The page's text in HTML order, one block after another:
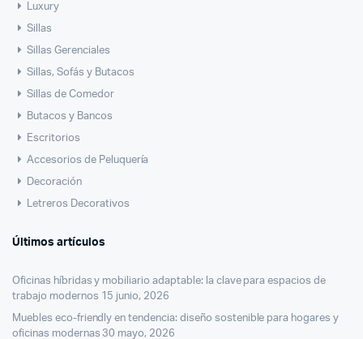
Luxury
Sillas
Sillas Gerenciales
Sillas, Sofás y Butacos
Sillas de Comedor
Butacos y Bancos
Escritorios
Accesorios de Peluquería
Decoración
Letreros Decorativos
Últimos artículos
Oficinas híbridas y mobiliario adaptable: la clave para espacios de
trabajo modernos 15 junio, 2026
Muebles eco-friendly en tendencia: diseño sostenible para hogares y
oficinas modernas 30 mayo, 2026